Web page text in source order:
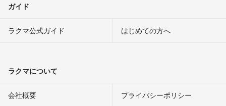
ガイド
ラクマ公式ガイド はじめての方へ
ラクマについて
会社概要 プライバシーポリシー